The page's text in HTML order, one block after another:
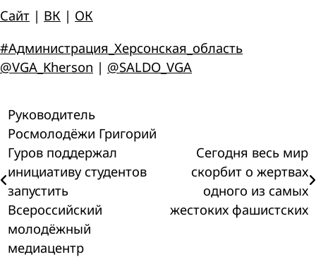
Сайт | ВК | ОК
#Администрация_Херсонская_область
@VGA_Kherson | @SALDO_VGA
Навигация
по
записям
Руководитель
Росмолодёжи Григорий
Гуров поддержал
инициативу студентов
запустить
Всероссийский
молодёжный
медиацентр
Сегодня весь мир
скорбит о жертвах
одного из самых
жестоких фашистских